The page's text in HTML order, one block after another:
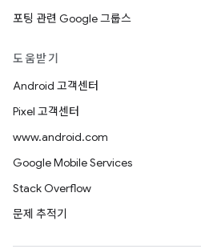
포팅 관련 Google 그룹스
도움받기
Android 고객센터
Pixel 고객센터
www.android.com
Google Mobile Services
Stack Overflow
문제 추적기